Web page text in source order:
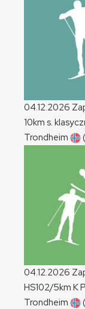
04.12.2026
10km s.
Trondheim
04.12.2026
HS102/5km K
Trondheim